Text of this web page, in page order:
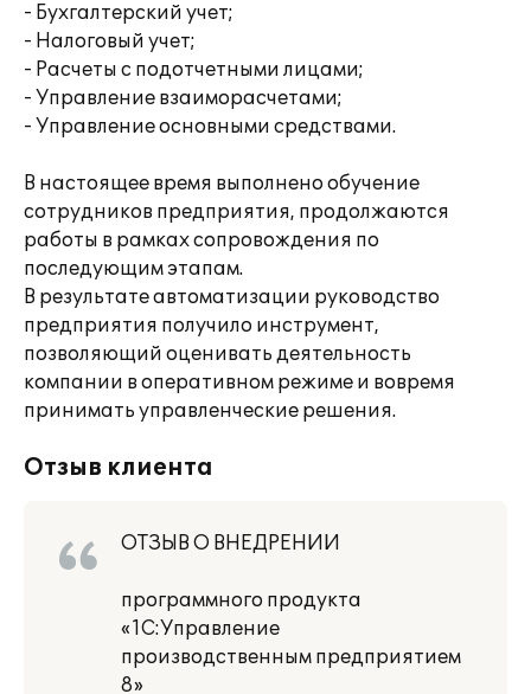
- Бухгалтерский учет;
- Налоговый учет;
- Расчеты с подотчетными лицами;
- Управление взаиморасчетами;
- Управление основными средствами.
В настоящее время выполнено обучение
сотрудников предприятия, продолжаются
работы в рамках сопровождения по
последующим этапам.
В результате автоматизации руководство
предприятия получило инструмент,
позволяющий оценивать деятельность
компании в оперативном режиме и вовремя
принимать управленческие решения.
Отзыв клиента
ОТЗЫВ О ВНЕДРЕНИИ
программного продукта
«1С:Управление
производственным предприятием
8»